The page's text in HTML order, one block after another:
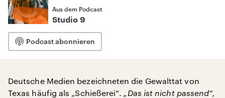
Aus dem Podcast
Studio 9
Podcast abonnieren
Deutsche Medien bezeichneten die Gewalttat von
Texas häufig als „Schießerei“. „Das ist nicht passend“,